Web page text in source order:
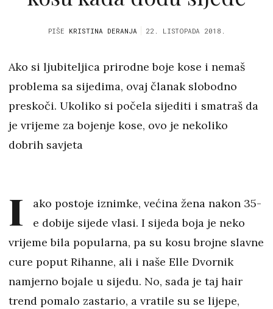
PIŠE KRISTINA DERANJA 22. LISTOPADA 2018.
Ako si ljubiteljica prirodne boje kose i nemaš
problema sa sijedima, ovaj članak slobodno
preskoči. Ukoliko si počela sijediti i smatraš da
je vrijeme za bojenje kose, ovo je nekoliko
dobrih savjeta
I
ako postoje iznimke, većina žena nakon 35-
e dobije sijede vlasi. I sijeda boja je neko
vrijeme bila popularna, pa su kosu brojne slavne
cure poput Rihanne, ali i naše Elle Dvornik
namjerno bojale u sijedu. No, sada je taj hair
trend pomalo zastario, a vratile su se lijepe,